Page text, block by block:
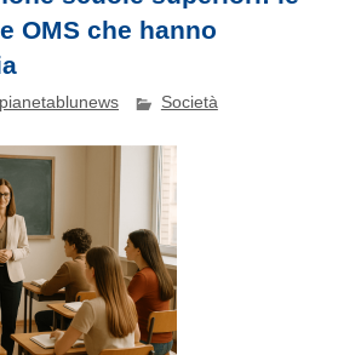
OMS che hanno
pianetablunews Società